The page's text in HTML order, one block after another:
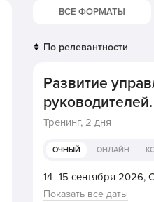
ВСЕ ФОРМАТЫ
Развитие
Тренинг,2 дня
ОЧНЫЙ ОНЛАЙН
14–15 сентября 2026,
Показать все даты